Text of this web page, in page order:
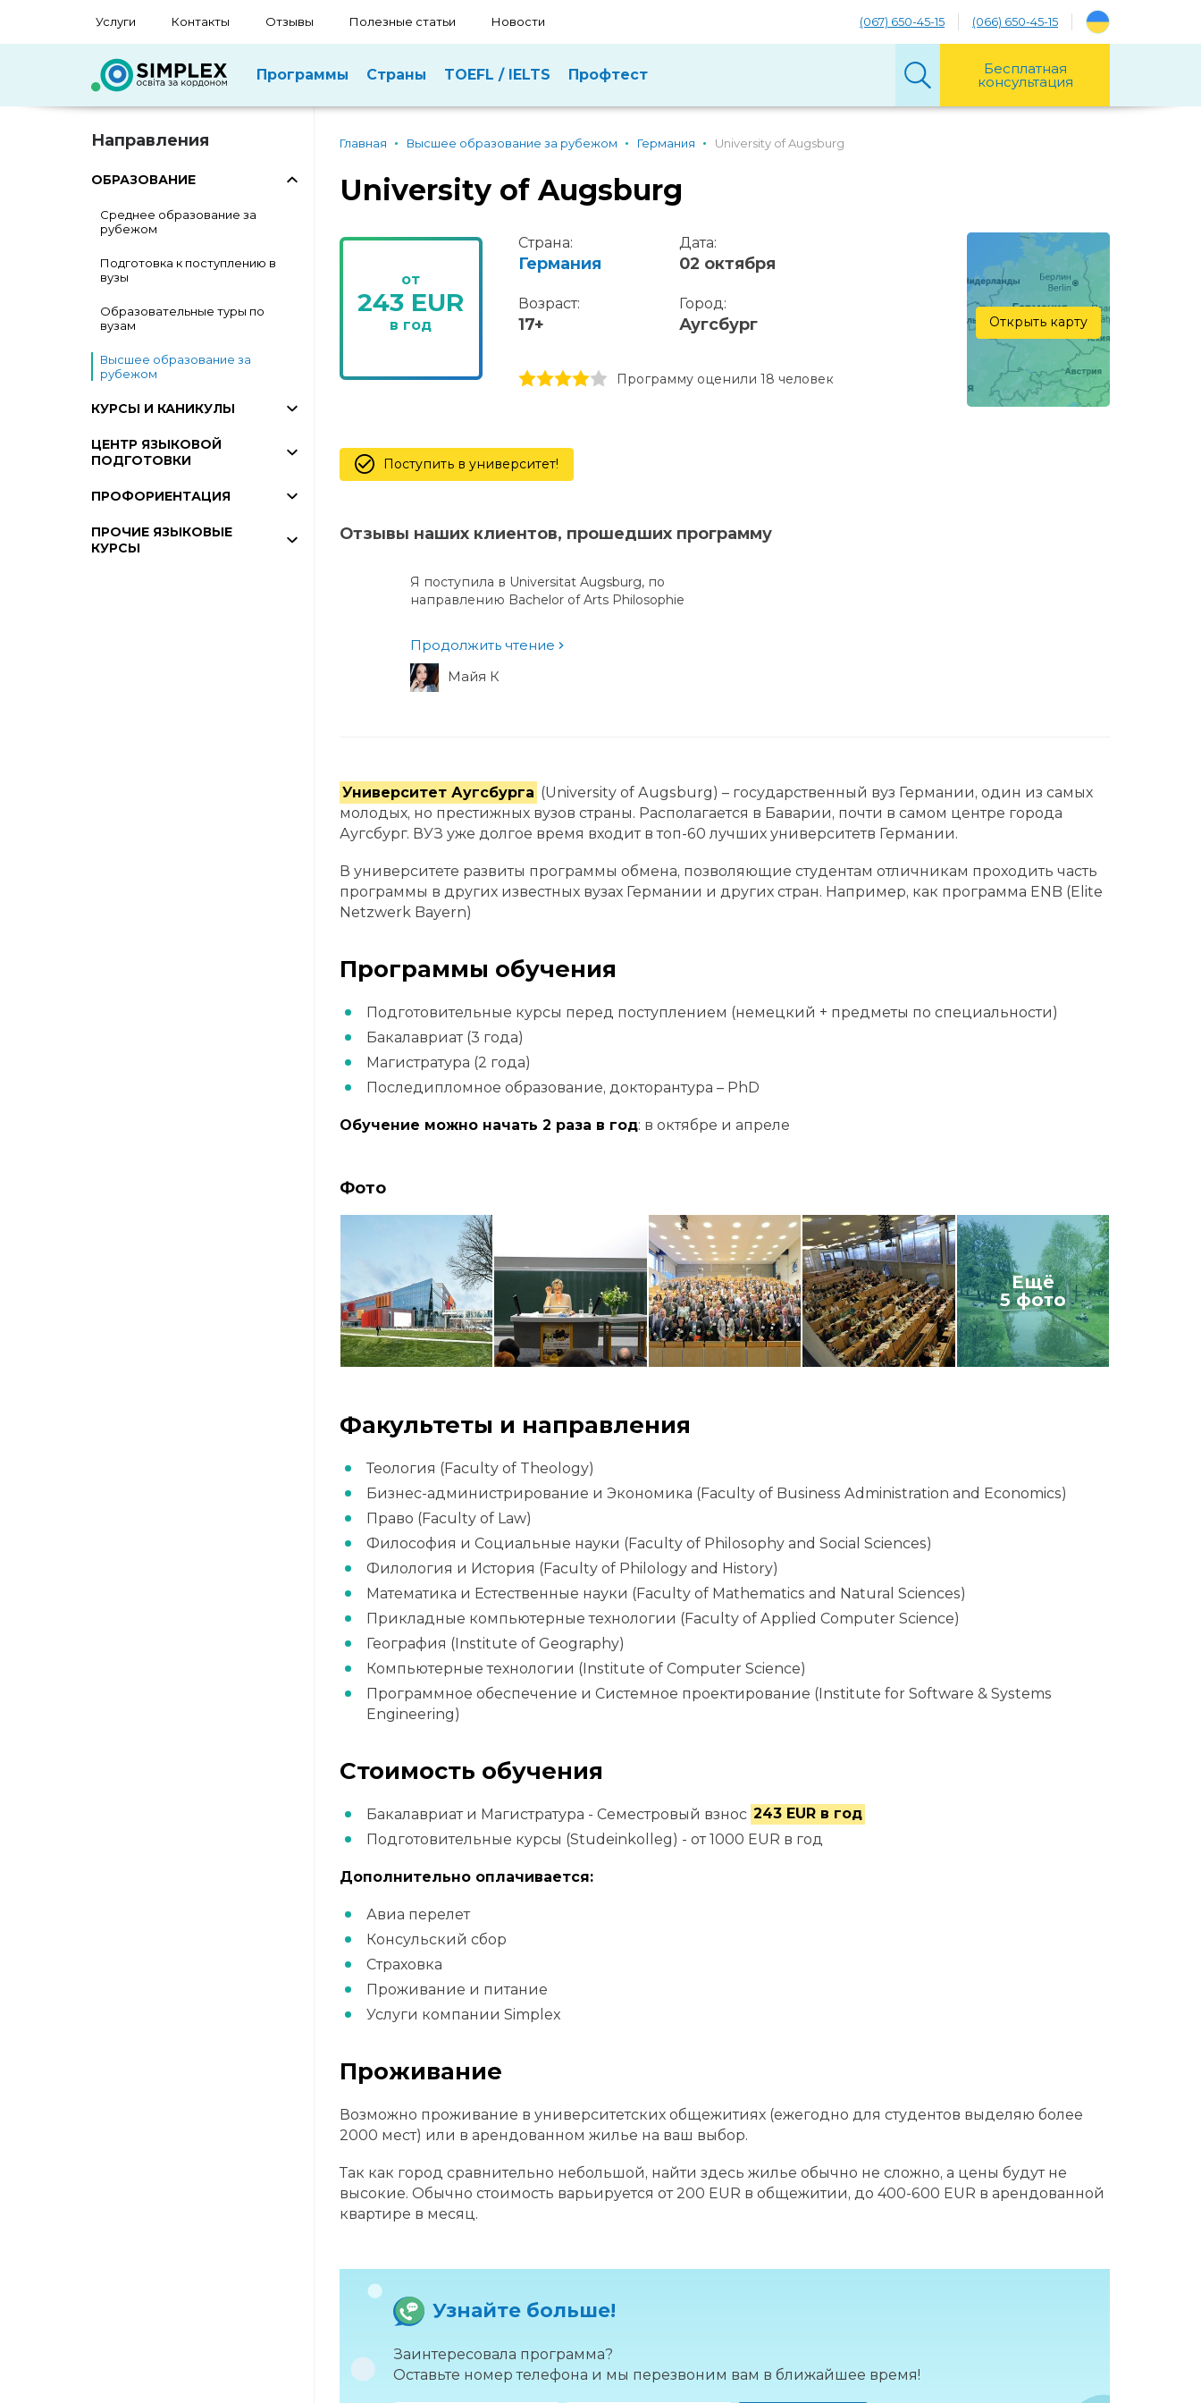
Услуги Контакты Отзывы Полезные статьи Новости (067) 650-45-15 (066) 650-45-15
Программы Страны TOEFL / IELTS Профтест Бесплатная
консультация
Направления
ОБРАЗОВАНИЕ
Среднее образование за
рубежом
Подготовка к поступлению в
вузы
Образовательные туры по
вузам
Высшее образование за
рубежом
КУРСЫ И КАНИКУЛЫ
ЦЕНТР ЯЗЫКОВОЙ
ПОДГОТОВКИ
ПРОФОРИЕНТАЦИЯ
ПРОЧИЕ ЯЗЫКОВЫЕ
КУРСЫ
Главная Высшее образование за рубежом Германия University of Augsburg
University of Augsburg
от
243 EUR
в год
Страна:
Германия
Дата:
02 октября
Возраст:
17+
Город:
Аугсбург
5 stars
4 stars
3 stars
2 stars
1 stars Программу оценили 18 человек
Открыть карту
Поступить в университет!
Отзывы наших клиентов, прошедших программу
Я поступила в Universitat Augsburg, по
направлению Bachelor of Arts Philosophie
Продолжить чтение
Майя К
Университет Аугсбурга (University of Augsburg) – государственный вуз Германии, один из самых
молодых, но престижных вузов страны. Располагается в Баварии, почти в самом центре города
Аугсбург. ВУЗ уже долгое время входит в топ-60 лучших университетв Германии.
В университете развиты программы обмена, позволяющие студентам отличникам проходить часть
программы в других известных вузах Германии и других стран. Например, как программа ENB (Elite
Netzwerk Bayern)
Программы обучения
Подготовительные курсы перед поступлением (немецкий + предметы по специальности)
Бакалавриат (3 года)
Магистратура (2 года)
Последипломное образование, докторантура – PhD
Обучение можно начать 2 раза в год: в октябре и апреле
Фото
Ещё
5 фото
Факультеты и направления
Теология (Faculty of Theology)
Бизнес-администрирование и Экономика (Faculty of Business Administration and Economics)
Право (Faculty of Law)
Философия и Социальные науки (Faculty of Philosophy and Social Sciences)
Филология и История (Faculty of Philology and History)
Математика и Естественные науки (Faculty of Mathematics and Natural Sciences)
Прикладные компьютерные технологии (Faculty of Applied Computer Science)
География (Institute of Geography)
Компьютерные технологии (Institute of Computer Science)
Программное обеспечение и Системное проектирование (Institute for Software & Systems
Engineering)
Стоимость обучения
Бакалавриат и Магистратура - Семестровый взнос 243 EUR в год
Подготовительные курсы (Studeinkolleg) - от 1000 EUR в год
Дополнительно оплачивается:
Авиа перелет
Консульский сбор
Страховка
Проживание и питание
Услуги компании Simplex
Проживание
Возможно проживание в университетских общежитиях (ежегодно для студентов выделяю более
2000 мест) или в арендованном жилье на ваш выбор.
Так как город сравнительно небольшой, найти здесь жилье обычно не сложно, а цены будут не
высокие. Обычно стоимость варьируется от 200 EUR в общежитии, до 400-600 EUR в арендованной
квартире в месяц.
Узнайте больше!
Заинтересовала программа?
Оставьте номер телефона и мы перезвоним вам в ближайшее время!